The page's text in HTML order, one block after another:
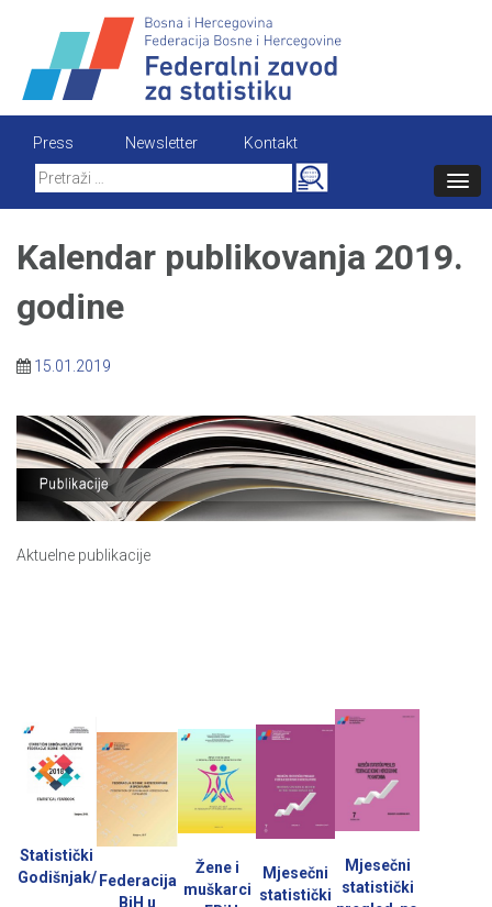
content
Press Newsletter
Kontakt
Search
for:
Kalendar publikovanja 2019.
godine
15.01.2019
Aktuelne publikacije
Statistički
Godišnjak/ Federacija
BiH u
Žene i
muškarci
Mjesečni
statistički
Mjesečni
statistički